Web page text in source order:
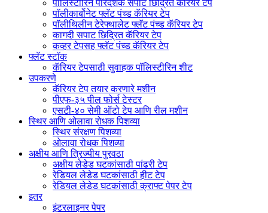
पॉलिस्टीरिन पारदर्शक सपाट छिद्रित कॅरियर टेप
पॉलीकार्बोनेट फ्लॅट पंच्ड कॅरियर टेप
पॉलीथिलीन टेरेफ्थालेट फ्लॅट पंच्ड कॅरियर टेप
कागदी सपाट छिद्रित कॅरियर टेप
कव्हर टेपसह फ्लॅट पंच्ड कॅरियर टेप
फ्लॅट स्टॉक
कॅरियर टेपसाठी सुवाहक पॉलिस्टीरिन शीट
उपकरणे
कॅरियर टेप तयार करणारे मशीन
पीएफ-३५ पील फोर्स टेस्टर
एसटी-४० सेमी ऑटो टेप आणि रील मशीन
स्थिर आणि ओलावा रोधक पिशव्या
स्थिर संरक्षण पिशव्या
ओलावा रोधक पिशव्या
अक्षीय आणि त्रिज्यीय पुरवठा
अक्षीय लेडेड घटकांसाठी पांढरी टेप
रेडियल लेडेड घटकांसाठी हीट टेप
रेडियल लेडेड घटकांसाठी क्राफ्ट पेपर टेप
इतर
इंटरलाइनर पेपर